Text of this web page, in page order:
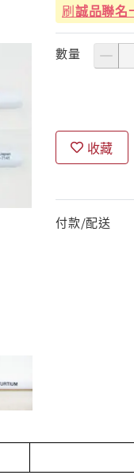
刷誠品聯名
數量
收藏
付款/配送